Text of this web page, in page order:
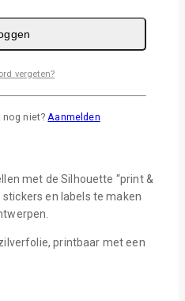
met de Silhouette “print &
en labels te maken
printbaar met een
vergeten?
nog niet?Aanmelden